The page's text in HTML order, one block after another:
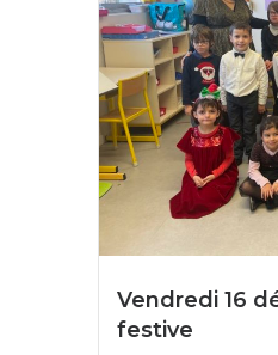
Vendredi 16
festive